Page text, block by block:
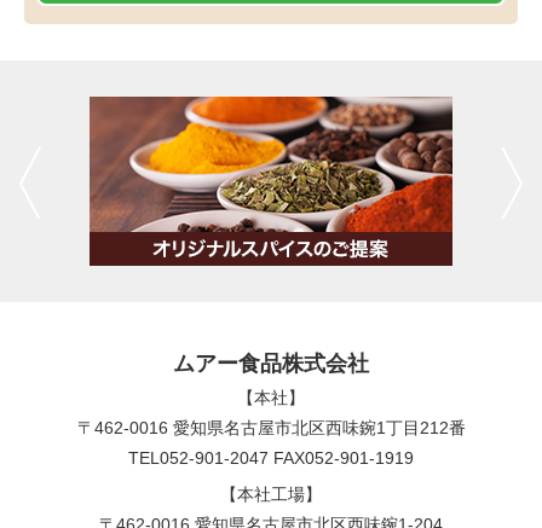
ムアー食品株式会社
【本社】
〒462-0016 愛知県名古屋市北区西味鋺1丁目212番
TEL052-901-2047 FAX052-901-1919
【本社工場】